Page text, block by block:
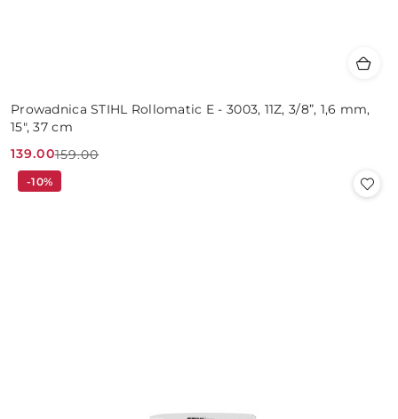
Prowadnica STIHL Rollomatic E - 3003, 11Z, 3/8”, 1,6 mm,
15", 37 cm
Cena
promocyjna:
139.00
Cena
przed
159.00
-10%